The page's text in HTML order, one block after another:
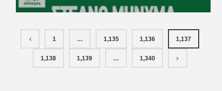
1 … 1,135 1,136 1,137
1,138 1,139 … 1,340